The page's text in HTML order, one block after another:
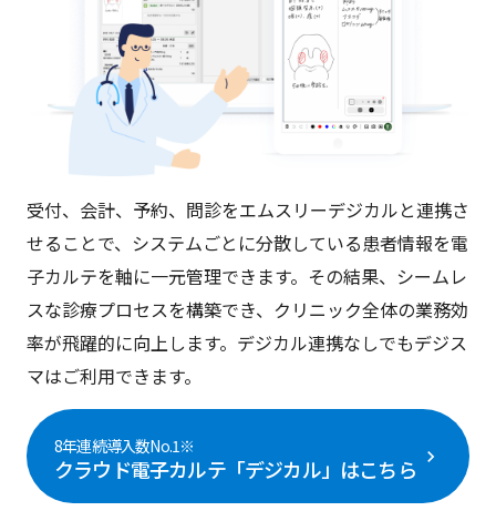
受付、会計、予約、問診をエムスリーデジカルと連携さ
せることで、システムごとに分散している患者情報を電
子カルテを軸に一元管理できます。その結果、シームレ
スな診療プロセスを構築でき、クリニック全体の業務効
率が飛躍的に向上します。デジカル連携なしでもデジス
マはご利用できます。
8年連続導入数No.1※
クラウド電子カルテ「デジカル」はこちら chevron_right